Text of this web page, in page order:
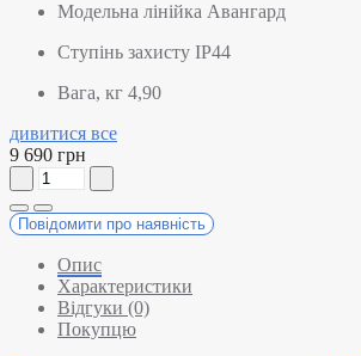
Модельна лінійка Авангард
Ступінь захисту IP44
Вага, кг 4,90
дивитися все
9 690 грн
Повідомити про наявність
Опис
Характеристики
Відгуки (0)
Покупцю